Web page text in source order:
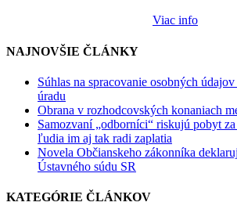
Viac info
NAJNOVŠIE ČLÁNKY
Súhlas na spracovanie osobných
úradu
Obrana v rozhodcovských konaniach
Samozvaní „odborníci“ riskujú pobyt
ľudia im aj tak radi zaplatia
Novela Občianskeho zákonníka
Ústavného súdu SR
KATEGÓRIE ČLÁNKOV